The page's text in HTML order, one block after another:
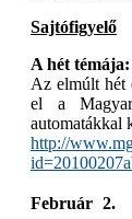
Sajtófigyelő
A hét
Az elmúlt hét
el a Magyar
automatákkal
http://
Február 2. 